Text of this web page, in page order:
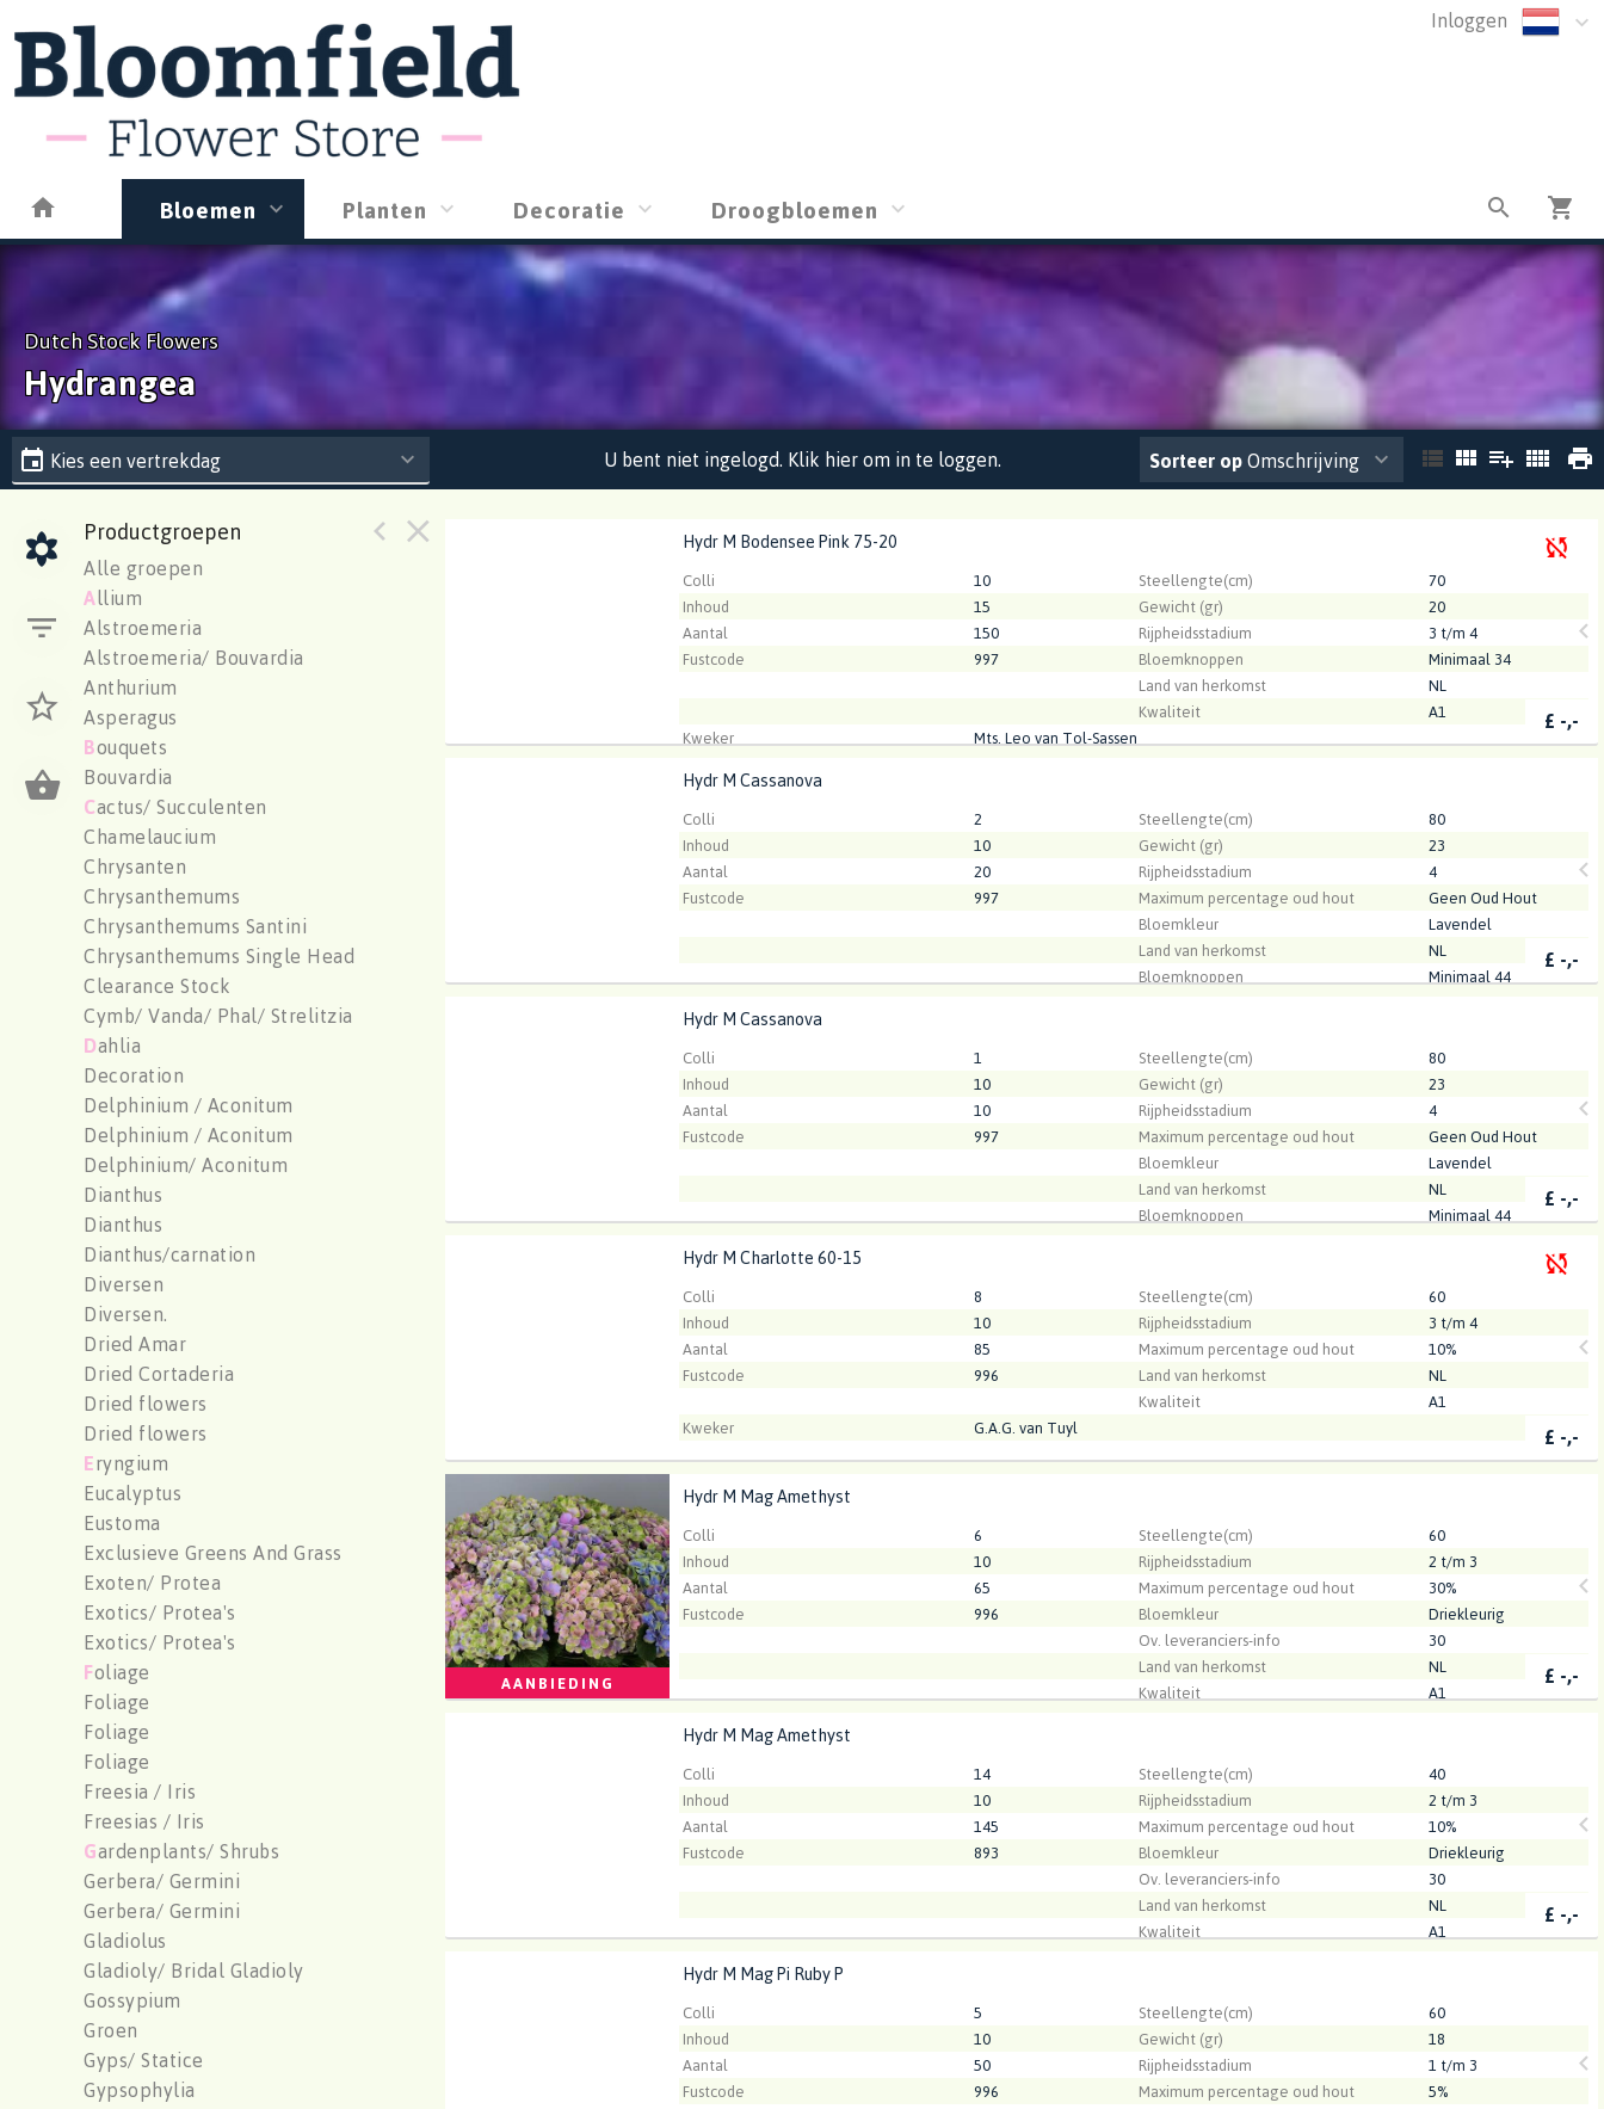
Inloggen
Bloemen Planten Decoratie Droogbloemen
Dutch Stock Flowers
Hydrangea
Kies een vertrekdag U bent niet ingelogd. Klik hier om in te loggen. Sorteer op Omschrijving
Productgroepen
Alle groepen
Allium
Alstroemeria
Alstroemeria/ Bouvardia
Anthurium
Asperagus
Bouquets
Bouvardia
Cactus/ Succulenten
Chamelaucium
Chrysanten
Chrysanthemums
Chrysanthemums Santini
Chrysanthemums Single Head
Clearance Stock
Cymb/ Vanda/ Phal/ Strelitzia
Dahlia
Decoration
Delphinium / Aconitum
Delphinium / Aconitum
Delphinium/ Aconitum
Dianthus
Dianthus
Dianthus/carnation
Diversen
Diversen.
Dried Amar
Dried Cortaderia
Dried flowers
Dried flowers
Eryngium
Eucalyptus
Eustoma
Exclusieve Greens And Grass
Exoten/ Protea
Exotics/ Protea's
Exotics/ Protea's
Foliage
Foliage
Foliage
Foliage
Freesia / Iris
Freesias / Iris
Gardenplants/ Shrubs
Gerbera/ Germini
Gerbera/ Germini
Gladiolus
Gladioly/ Bridal Gladioly
Gossypium
Groen
Gyps/ Statice
Gypsophylia
Hydr M Bodensee Pink 75-20
Colli 10 Steellengte(cm)
70
Inhoud
15 Gewicht (gr)
20
Aantal
150 Rijpheidsstadium
3 t/m 4
Fustcode
997 Bloemknoppen
Minimaal 34
Land van herkomst
NL
Kwaliteit
A1
Kweker
Mts. Leo van Tol-Sassen
£ -,-
Hydr M Bodensee Pink 75-20
U moet ingelogd zijn om te kunnen kopen. Klik hier om in te loggen.
Hydr M Cassanova
Colli 2 Steellengte(cm)
80
Inhoud
10 Gewicht (gr)
23
Aantal
20 Rijpheidsstadium
4
Fustcode
997 Maximum percentage oud hout
Geen Oud Hout
Bloemkleur
Lavendel
Land van herkomst
NL
Bloemknoppen
Minimaal 44
£ -,-
U moet ingelogd zijn om te kunnen kopen. Klik hier om in te loggen.
Hydr M Cassanova
Colli 1 Steellengte(cm)
80
Inhoud
10 Gewicht (gr)
23
Aantal
10 Rijpheidsstadium
4
Fustcode
997 Maximum percentage oud hout
Geen Oud Hout
Bloemkleur
Lavendel
Land van herkomst
NL
Bloemknoppen
Minimaal 44
Kweker
£ -,-
U moet ingelogd zijn om te kunnen kopen. Klik hier om in te loggen.
Hydr M Charlotte 60-15
Colli 8 Steellengte(cm)
60
Inhoud
10 Rijpheidsstadium
3 t/m 4
Aantal
85 Maximum percentage oud hout
10%
Fustcode
996 Land van herkomst
NL
Kwaliteit
A1
Kweker
G.A.G. van Tuyl £ -,-
U moet ingelogd zijn om te kunnen kopen. Klik hier om in te loggen.
AANBIEDING
Hydr M Mag Amethyst
Colli 6 Steellengte(cm)
60
Inhoud
10 Rijpheidsstadium
2 t/m 3
Aantal
65 Maximum percentage oud hout
30%
Fustcode
996 Bloemkleur
Driekleurig
Ov. leveranciers-info
30
Land van herkomst
NL
Kwaliteit
A1
£ -,-
Hydr M Mag Amethyst
U moet ingelogd zijn om te kunnen kopen. Klik hier om in te loggen.
Hydr M Mag Amethyst
Colli 14 Steellengte(cm)
40
Inhoud
10 Rijpheidsstadium
2 t/m 3
Aantal
145 Maximum percentage oud hout
10%
Fustcode
893 Bloemkleur
Driekleurig
Ov. leveranciers-info
30
Land van herkomst
NL
Kwaliteit
A1
£ -,-
U moet ingelogd zijn om te kunnen kopen. Klik hier om in te loggen.
Hydr M Mag Pi Ruby P
Colli 5 Steellengte(cm)
60
Inhoud
10 Gewicht (gr)
18
Aantal
50 Rijpheidsstadium
1 t/m 3
Fustcode
996 Maximum percentage oud hout
5%
U moet ingelogd zijn om te kunnen kopen. Klik hier om in te loggen.